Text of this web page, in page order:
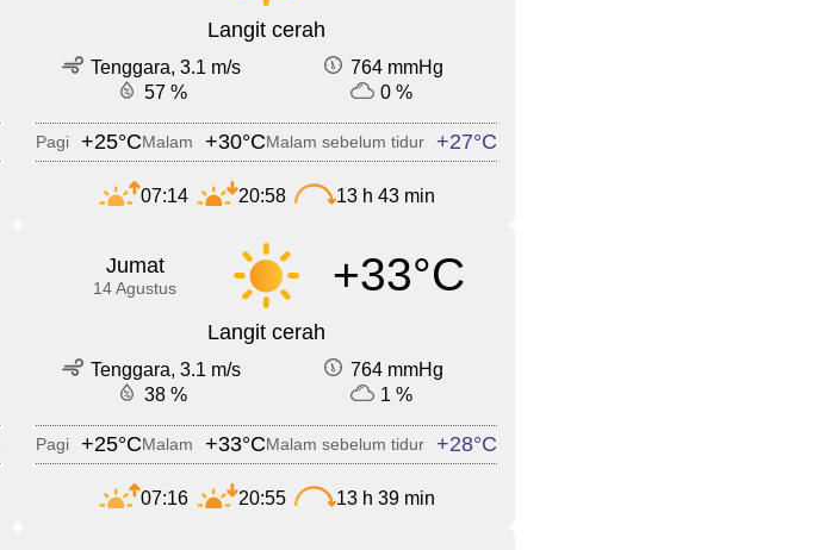
Langit cerah
Tenggara, 3.1 m/s
764 mmHg
57 %
0 %
Pagi +25°CMalam +30°CMalam sebelum tidur +27°C
07:14 20:58 13 h 43 min
Jumat
14 Agustus +33°C
Langit cerah
Tenggara, 3.1 m/s
764 mmHg
38 %
1 %
Pagi +25°CMalam +33°CMalam sebelum tidur +28°C
07:16 20:55 13 h 39 min